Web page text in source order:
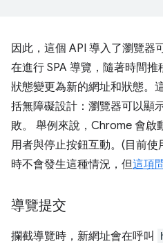
因此，這個 API 導入了瀏覽器
在進行 SPA 導覽，隨著時間
狀態變更為新的網址和狀態。
括無障礙設計：瀏覽器可以顯
敗。 舉例來說，Chrome 會啟
用者與停止按鈕互動。(目前
時不會發生這種情況，但這項
導覽提交
攔截導覽時，新網址會在呼叫